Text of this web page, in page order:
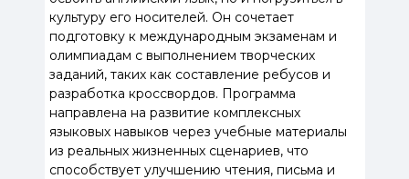
культуру его носителей. Он сочетает
подготовку к международным экзаменам и
олимпиадам с выполнением творческих
заданий, таких как составление ребусов и
разработка кроссвордов. Программа
направлена на развитие комплексных
языковых навыков через учебные материалы
из реальных жизненных сценариев, что
способствует улучшению чтения, письма и